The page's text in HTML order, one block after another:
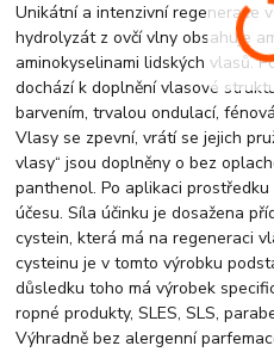
Unikátní a intenzivní regenerace
hydrolyzát z ovčí vlny obsahuje
aminokyselinami lidských vlasů.
dochází k doplnění vlasové
barvením, trvalou ondulací,
Vlasy se zpevní, vrátí se jejich
vlasy“ jsou doplněny o bez
panthenol. Po aplikaci
účesu. Síla účinku je dosažena
cystein, která má na regeneraci
cysteinu je v tomto výrobku
důsledku toho má výrobek
ropné produkty, SLES, SLS,
Výhradně bez alergenní